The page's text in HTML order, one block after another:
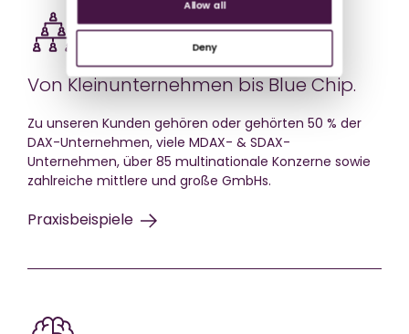
Allow all
Deny
Von Kleinunternehmen bis Blue Chip.
Zu unseren Kunden gehören oder gehörten 50 % der
DAX-Unternehmen, viele MDAX- & SDAX-
Unternehmen, über 85 multinationale Konzerne sowie
zahlreiche mittlere und große GmbHs.
Praxisbeispiele